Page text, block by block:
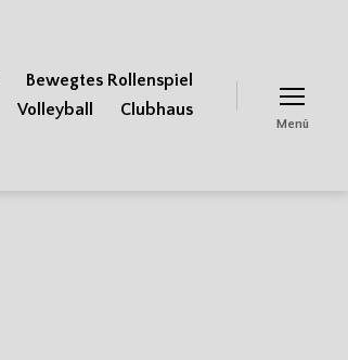
Bewegtes Rollenspiel
Volleyball Clubhaus
Menü